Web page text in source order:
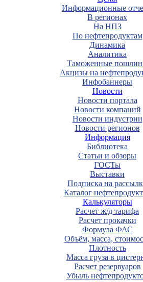
Информационные
В регионах
На НПЗ
По нефтепродуктам
Динамика
Аналитика
Таможенные
Акцизы на
Инфобаннеры
Новости
Новости портала
Новости компаний
Новости индустрии
Новости регионов
Информация
Библиотека
Статьи и обзоры
ГОСТы
Выставки
Подписка на
Каталог
Калькуляторы
Расчет ж/д тарифа
Расчет прокачки
Формула ФАС
Объём, масса,
Плотность
Масса груза в
Расчет резервуаров
Убыль